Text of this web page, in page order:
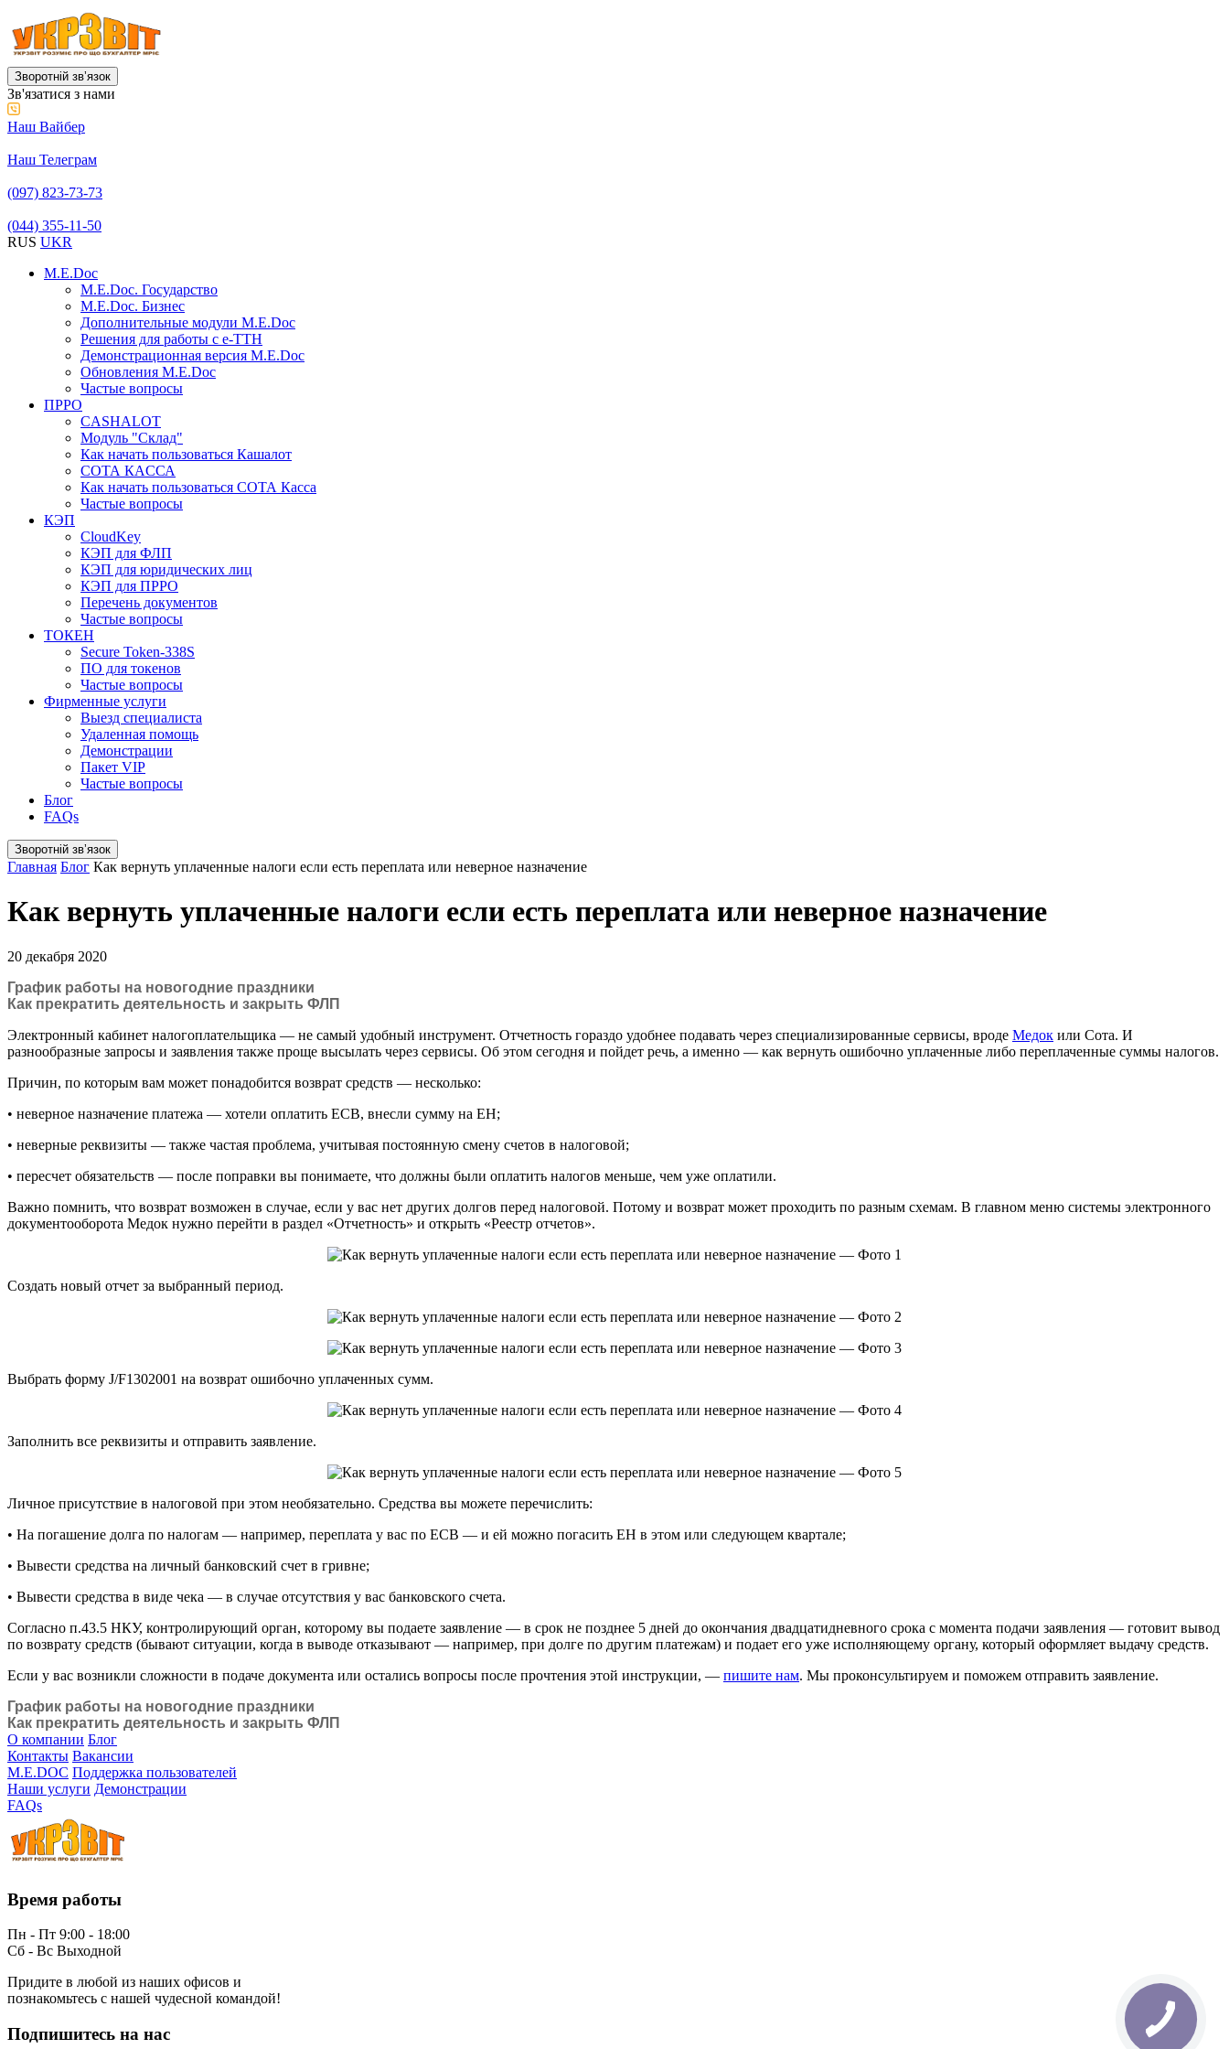
Зворотній звʼязок
Зв'язатися з нами
Наш Вайбер
Наш Телеграм
(097) 823-73-73
(044) 355-11-50
RUS UKR
M.E.Doc
M.E.Doc. Государство
M.E.Doc. Бизнес
Дополнительные модули M.E.Doc
Решения для работы с е-ТТН
Демонстрационная версия M.E.Doc
Обновления M.E.Doc
Частые вопросы
ПРРО
CASHALOT
Модуль "Склад"
Как начать пользоваться Кашалот
СОТА КАCСА
Как начать пользоваться СОТА Касса
Частые вопросы
КЭП
CloudKey
КЭП для ФЛП
КЭП для юридических лиц
КЭП для ПРРО
Перечень документов
Частые вопросы
ТОКЕН
Secure Token-338S
ПО для токенов
Частые вопросы
Фирменные услуги
Выезд специалиста
Удаленная помощь
Демонстрации
Пакет VIP
Частые вопросы
Блог
FAQs
Зворотній звʼязок
Главная Блог Как вернуть уплаченные налоги если есть переплата или неверное назначение
Как вернуть уплаченные налоги если есть переплата или неверное назначение
20 декабря 2020
График работы на новогодние праздники
Как прекратить деятельность и закрыть ФЛП
Электронный кабинет налогоплательщика — не самый удобный инструмент. Отчетность гораздо удобнее подавать через специализированные сервисы, вроде Медок или Сота. И
разнообразные запросы и заявления также проще высылать через сервисы. Об этом сегодня и пойдет речь, а именно — как вернуть ошибочно уплаченные либо переплаченные суммы налогов.
Причин, по которым вам может понадобится возврат средств — несколько:
• неверное назначение платежа — хотели оплатить ЕСВ, внесли сумму на ЕН;
• неверные реквизиты — также частая проблема, учитывая постоянную смену счетов в налоговой;
• пересчет обязательств — после поправки вы понимаете, что должны были оплатить налогов меньше, чем уже оплатили.
Важно помнить, что возврат возможен в случае, если у вас нет других долгов перед налоговой. Потому и возврат может проходить по разным схемам. В главном меню системы электронного
документооборота Медок нужно перейти в раздел «Отчетность» и открыть «Реестр отчетов».
Создать новый отчет за выбранный период.
Выбрать форму J/F1302001 на возврат ошибочно уплаченных сумм.
Заполнить все реквизиты и отправить заявление.
Личное присутствие в налоговой при этом необязательно. Средства вы можете перечислить:
• На погашение долга по налогам — например, переплата у вас по ЕСВ — и ей можно погасить ЕН в этом или следующем квартале;
• Вывести средства на личный банковский счет в гривне;
• Вывести средства в виде чека — в случае отсутствия у вас банковского счета.
Согласно п.43.5 НКУ, контролирующий орган, которому вы подаете заявление — в срок не позднее 5 дней до окончания двадцатидневного срока с момента подачи заявления — готовит вывод
по возврату средств (бывают ситуации, когда в выводе отказывают — например, при долге по другим платежам) и подает его уже исполняющему органу, который оформляет выдачу средств.
Если у вас возникли сложности в подаче документа или остались вопросы после прочтения этой инструкции, — пишите нам. Мы проконсультируем и поможем отправить заявление.
График работы на новогодние праздники
Как прекратить деятельность и закрыть ФЛП
О компании Блог
Контакты Вакансии
M.E.DOC Поддержка пользователей
Наши услуги Демонстрации
FAQs
Время работы
Пн - Пт 9:00 - 18:00
Сб - Вс Выходной
Придите в любой из наших офисов и
познакомьтесь с нашей чудесной командой!
Подпишитесь на нас